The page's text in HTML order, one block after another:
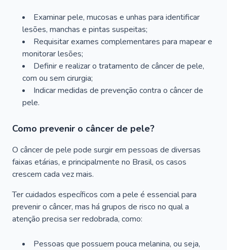
Examinar pele, mucosas e unhas para identificar
lesões, manchas e pintas suspeitas;
Requisitar exames complementares para mapear e
monitorar lesões;
Definir e realizar o tratamento de câncer de pele,
com ou sem cirurgia;
Indicar medidas de prevenção contra o câncer de
pele.
Como prevenir o câncer de pele?
O câncer de pele pode surgir em pessoas de diversas
faixas etárias, e principalmente no Brasil, os casos
crescem cada vez mais.
Ter cuidados específicos com a pele é essencial para
prevenir o câncer, mas há grupos de risco no qual a
atenção precisa ser redobrada, como:
Pessoas que possuem pouca melanina, ou seja,